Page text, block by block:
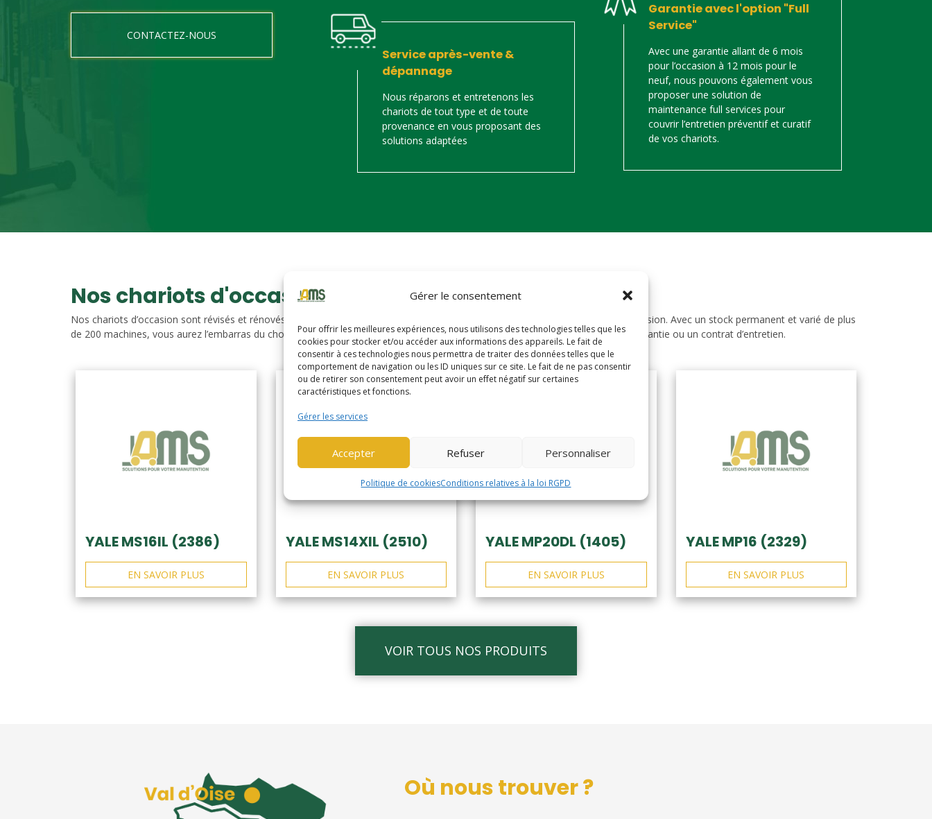
Gérer le consentement
Pour offrir les meilleures expériences, nous utilisons des technologies telles que les
cookies pour stocker et/ou accéder aux informations des appareils. Le fait de
consentir à ces technologies nous permettra de traiter des données telles que le
comportement de navigation ou les ID uniques sur ce site. Le fait de ne pas consentir
ou de retirer son consentement peut avoir un effet négatif sur certaines
caractéristiques et fonctions.
Gérer les services
Accepter Refuser Personnaliser
Politique de cookiesConditions relatives à la loi RGPD
CONTACTEZ-NOUS
Service après-vente &
dépannage
Nous réparons et entretenons les
chariots de tout type et de toute
provenance en vous proposant des
solutions adaptées
Garantie avec l'option "Full
Service"
Avec une garantie allant de 6 mois
pour l’occasion à 12 mois pour le
neuf, nous pouvons également vous
proposer une solution de
maintenance full services pour
couvrir l’entretien préventif et curatif
de vos chariots.
Nos chariots d'occasion
Nos chariots d’occasion sont révisés et rénovés. Vous trouverez ci-dessous notre catalogue de matériels de manutention d’occasion. Avec un stock permanent et varié de plus
de 200 machines, vous aurez l’embarras du choix. Nos chariots sont révisés, reconditionnés, repeints, prêts à partir avec une garantie ou un contrat d’entretien.
YALE MS16IL (2386)
EN SAVOIR PLUS
YALE MS14XIL (2510)
EN SAVOIR PLUS
YALE MP20DL (1405)
EN SAVOIR PLUS
YALE MP16 (2329)
EN SAVOIR PLUS
VOIR TOUS NOS PRODUITS
Où nous trouver ?